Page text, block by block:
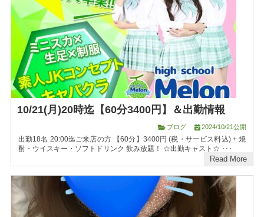
10/21(月)20時迄【60分3400円】＆出勤情報
ブログ 2024/10/21公開
出勤18名 20:00迄ご来店の方 【60分】3400円 (税・サービス料込) + 焼
酎・ウイスキー・ソフトドリンク 飲み放題！ ☆出勤キャスト☆ ･･･
Read More